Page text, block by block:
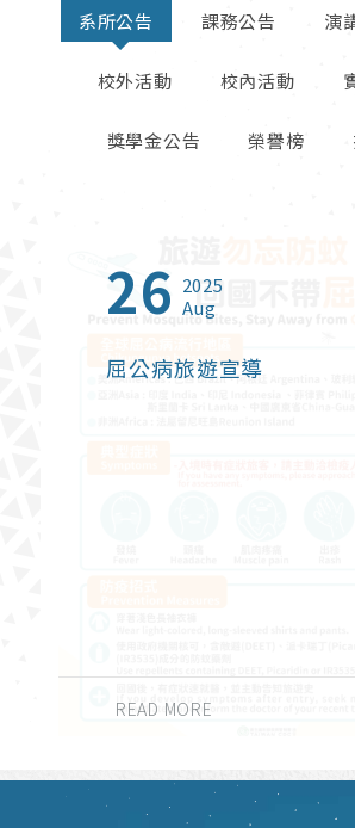
系所公告 課務公告 演
校外活動 校內活動
獎學金公告 榮譽榜
26 2025
Aug
屈公病旅遊宣導
READ MORE
23 2025
Oct
2025年北富銀與東海大學
READ MORE
01 2026
Jun
【創新創業實戰課程】熱
READ MORE
演講
13 2026
Jul
2026年度台灣觀光獎學金
READ MORE
27 2026
Apr
鬱過天晴-打破憂鬱症迷思
READ MORE
06 2026
May
財政部關務署臺中關 115
READ MORE
09 2026
Feb
114學年度高毓靈先生紀
READ MORE
16 2025
Sep
【榮譽榜】恭賀本系碩士
READ MORE
23 2024
Jan
東海大學管理學院2024
READ MORE